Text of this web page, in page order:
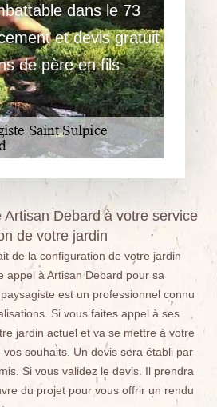
dans le 73
et devis gratuit
de père en fils
Artisan Debard à votre service
de votre jardin
de la configuration de votre jardin
appel à Artisan Debard pour sa
est un professionnel connu
Si vous faites appel à ses
jardin actuel et va se mettre à votre
souhaits. Un devis sera établi par
Si vous validez le devis. Il prendra
du projet pour vous offrir un rendu